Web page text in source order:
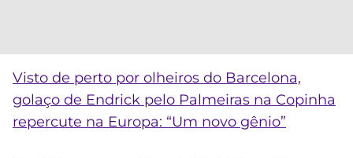
Visto de perto por olheiros do Barcelona,
golaço de Endrick pelo Palmeiras na Copinha
repercute na Europa: “Um novo gênio”